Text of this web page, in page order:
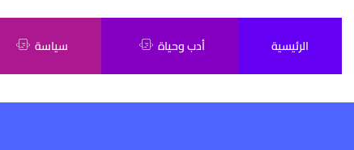
الرئيسية أدب وحياة سياسة